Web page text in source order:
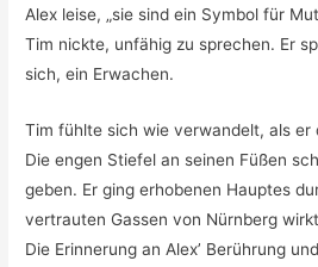
Alex leise, „sie sind ein Symbol für
Tim nickte, unfähig zu sprechen. Er
sich, ein Erwachen.
Tim fühlte sich wie verwandelt, als er
Die engen Stiefel an seinen Füßen
geben. Er ging erhobenen Hauptes
vertrauten Gassen von Nürnberg
Die Erinnerung an Alex’ Berührung